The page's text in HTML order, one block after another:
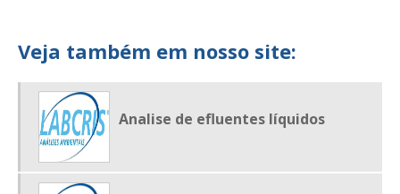
LABORATÓRIO DE ANALISE DE ÁGUA
LABORATÓRIO DE ANÁLISE DE ÁGUA E EFLUENTES
LABORATÓRIO DE ANÁLISE DE EFLUENTES
LABORATÓRIO DE ANALISE DE RESÍDUOS
Veja também em nosso site:
Analise de efluentes líquidos